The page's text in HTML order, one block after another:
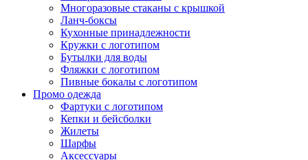
Многоразовые стаканы с крышкой
Ланч-боксы
Кухонные принадлежности
Кружки с логотипом
Бутылки для воды
Фляжки с логотипом
Пивные бокалы с логотипом
Промо одежда
Фартуки с логотипом
Кепки и бейсболки
Жилеты
Шарфы
Аксессуары